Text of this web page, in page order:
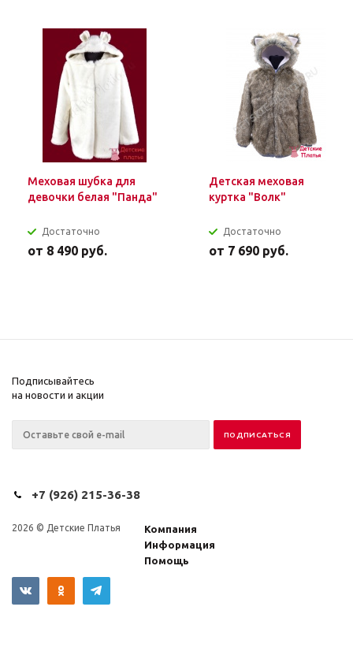
Меховая шубка для
девочки белая "Панда"
Достаточно
от 8 490 руб.
Детская меховая
куртка "Волк"
Достаточно
от 7 690 руб.
Подписывайтесь
на новости и акции
+7 (926) 215-36-38
2026 © Детские Платья
Компания
Информация
Помощь